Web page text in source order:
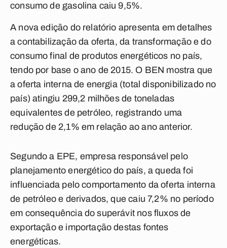
consumo de gasolina caiu 9,5%.
A nova edição do relatório apresenta em detalhes
a contabilização da oferta, da transformação e do
consumo final de produtos energéticos no país,
tendo por base o ano de 2015. O BEN mostra que
a oferta interna de energia (total disponibilizado no
país) atingiu 299,2 milhões de toneladas
equivalentes de petróleo, registrando uma
redução de 2,1% em relação ao ano anterior.
Segundo a EPE, empresa responsável pelo
planejamento energético do país, a queda foi
influenciada pelo comportamento da oferta interna
de petróleo e derivados, que caiu 7,2% no período
em consequência do superávit nos fluxos de
exportação e importação destas fontes
energéticas.